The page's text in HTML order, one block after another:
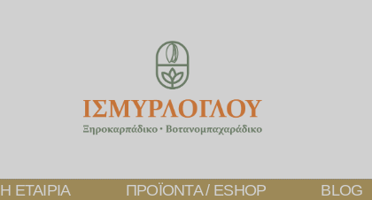
Η ΕΤΑΙΡΊΑ ΠΡΟΪΌΝΤΑ / ESHOP BLOG